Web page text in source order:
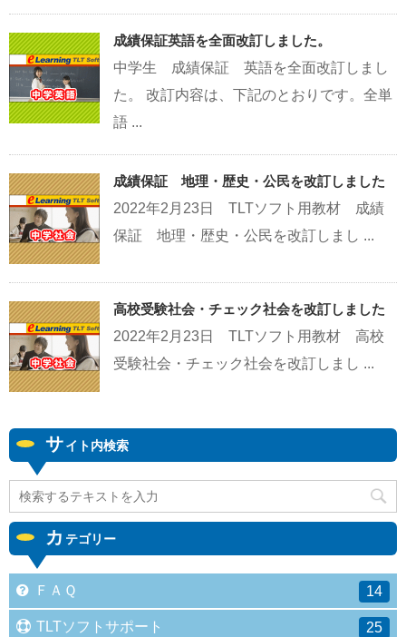
成績保証英語を全面改訂しました。
中学生 成績保証 英語を全面改訂しまし
た。 改訂内容は、下記のとおりです。全単
語 ...
成績保証 地理・歴史・公民を改訂しました
2022年2月23日 TLTソフト用教材 成績
保証 地理・歴史・公民を改訂しまし ...
高校受験社会・チェック社会を改訂しました
2022年2月23日 TLTソフト用教材 高校
受験社会・チェック社会を改訂しまし ...
サイト内検索
カ テゴリー
ＦＡＱ 14
TLTソフトサポート 25